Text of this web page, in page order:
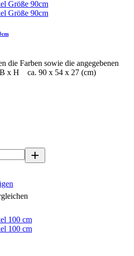
die Farben sowie die angegebenen
B x H ca. 90 x 54 x 27 (cm)
add